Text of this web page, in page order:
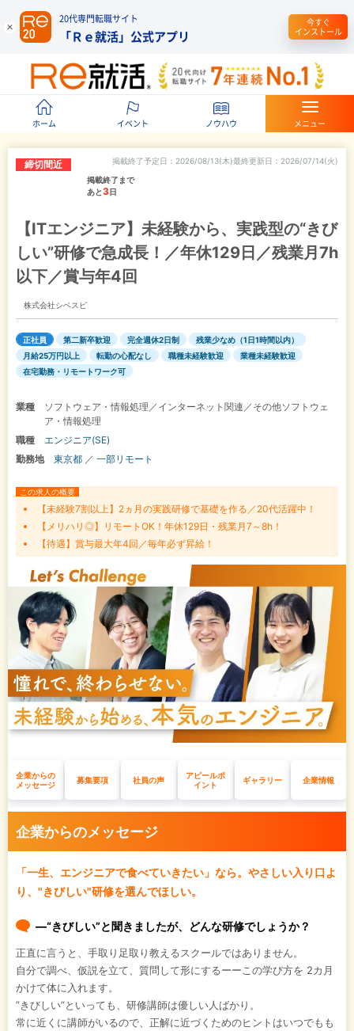
20代専門転職サイト
「Ｒｅ就活」公式アプリ
今すぐ
インストール
ホーム イベント ノウハウ メニュー
締切間近 最終更新日 2026/07/14(火)
掲載終了予定日
2026/08/13(木)
掲載終了まで
あと3日
【ITエンジニア】未経験から、実践型の“きび
しい”研修で急成長！／年休129日／残業月7h
以下／賞与年4回
株式会社シベスピ
正社員 第二新卒歓迎 完全週休2日制
残業少なめ（1日1時間以内）
月給25万円以上
転勤の心配なし 職種未経験歓迎
業種未経験歓迎
在宅勤務・リモートワーク可
業種
ソフトウェア・情報処理／インターネット関連／その他ソフトウェ
ア・情報処理
職種
エンジニア(SE)
勤務地
東京都 ／ 一部リモート
この求人の概要
【未経験7割以上】2ヵ月の実践研修で基礎を作る／20代活躍中！
【メリハリ◎】リモートOK！年休129日・残業月7～8h！
【待遇】賞与最大年4回／毎年必ず昇給！
企業からの
メッセージ
募集要項 社員の声
アピールポ
イント
ギャラリー 企業情報
企業からのメッセージ
「一生、エンジニアで食べていきたい」なら。やさしい入り口よ
り、"きびしい"研修を選んでほしい。
―“きびしい”と聞きましたが、どんな研修でしょうか？
正直に言うと、手取り足取り教えるスクールではありません。
自分で調べ、仮説を立て、質問して形にするーーこの学び方を 2カ月
かけて体に入れます。
”きびしい”といっても、研修講師は優しい人ばかり。
常に近くに講師がいるので、正解に近づくためのヒントはいつでもも